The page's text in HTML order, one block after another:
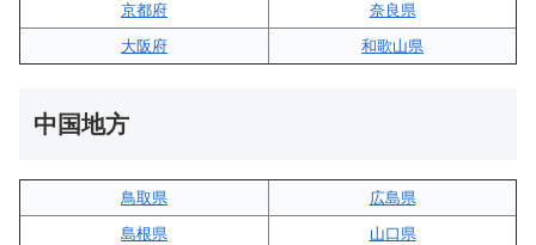
京都府
奈良県
大阪府
和歌山県
中国地方
鳥取県
広島県
島根県
山口県